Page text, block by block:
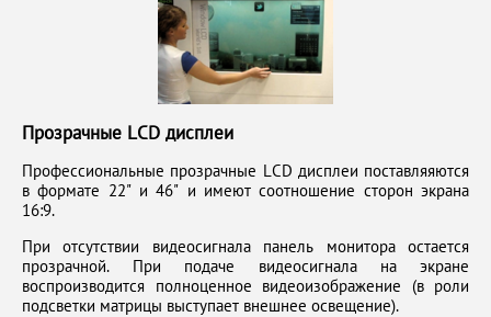
Прозрачные LCD дисплеи
Профессиональные прозрачные LCD дисплеи поставляяются
в формате 22" и 46" и имеют соотношение сторон экрана
16:9.
При отсутствии видеосигнала панель монитора остается
прозрачной. При подаче видеосигнала на экране
воспроизводится полноценное видеоизображение (в роли
подсветки матрицы выступает внешнее освещение).